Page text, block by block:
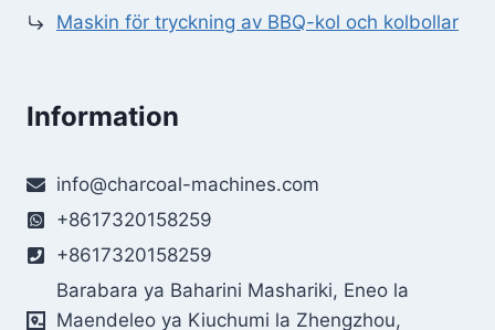
Maskin för tryckning av BBQ-kol och kolbollar
Information
info@charcoal-machines.com
+8617320158259
+8617320158259
Barabara ya Baharini Mashariki, Eneo la
Maendeleo ya Kiuchumi la Zhengzhou,